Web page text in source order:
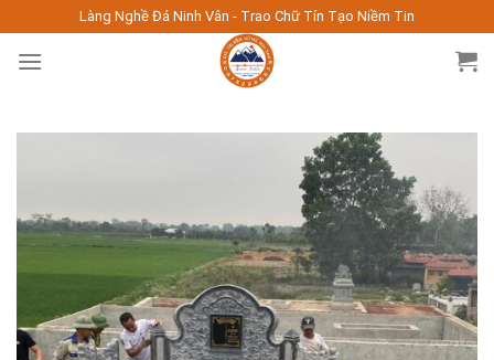
to
content
Làng Nghề Đá Ninh Vân - Trao Chữ Tín Tạo Niềm Tin